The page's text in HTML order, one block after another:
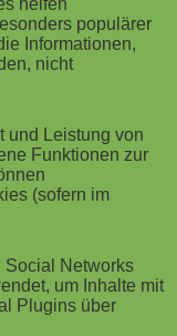
Studie von
zeigt, dass die
der Fort-
beschleunigt
das Budget für
der über
der Fort- und
für die
helfen
populärer
Informationen,
nicht
und Leistung von
Funktionen zur
(sofern im
Social Networks
um Inhalte mit
Plugins über